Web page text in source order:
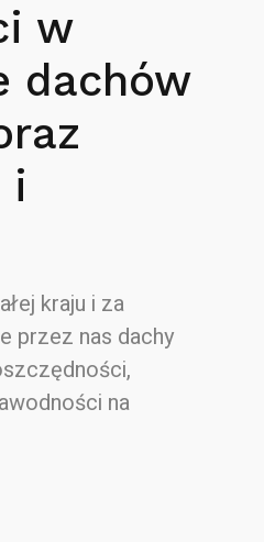
w
dachów
i
kraju i za
przez nas dachy
na